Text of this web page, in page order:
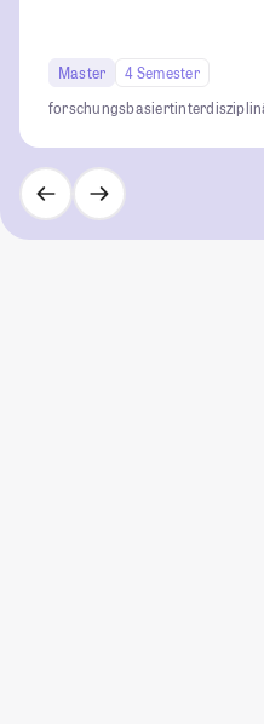
Master
4 Semester
forschungsbasiert